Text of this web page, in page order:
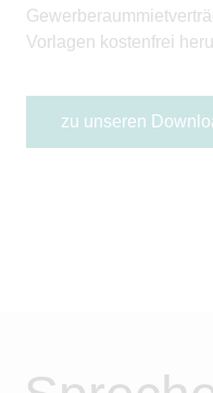
Vorlagen kostenfrei
zu unseren